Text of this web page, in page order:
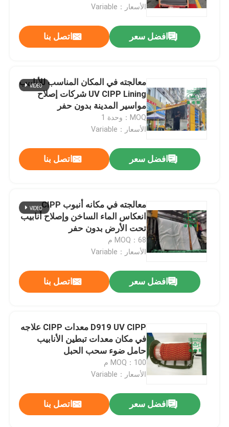
الأسعار：Variable
افضل سعر اتصل بنا
معالجته في المكان المناسب للأنابيب
UV CIPP Lining شركات إصلاح
مواسير المدينة بدون حفر
MOQ：وحدة 1
الأسعار：Variable
افضل سعر اتصل بنا
معالجته في مكانه أنبوب CIPP
انعكاس الماء الساخن وإصلاح أنابيب
تحت الأرض بدون حفر
MOQ：68 م
الأسعار：Variable
افضل سعر اتصل بنا
D919 UV CIPP معدات CIPP علاجه
في مكان معدات تبطين الأنابيب
حامل ضوء سحب الحبل
MOQ：100 م
الأسعار：Variable
افضل سعر اتصل بنا